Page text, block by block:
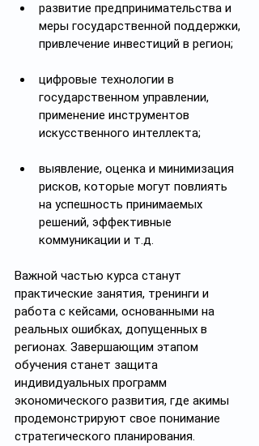
развитие предпринимательства и
меры государственной поддержки,
привлечение инвестиций в регион;
цифровые технологии в
государственном управлении,
применение инструментов
искусственного интеллекта;
выявление, оценка и минимизация
рисков, которые могут повлиять
на успешность принимаемых
решений, эффективные
коммуникации и т.д.
Важной частью курса станут
практические занятия, тренинги и
работа с кейсами, основанными на
реальных ошибках, допущенных в
регионах. Завершающим этапом
обучения станет защита
индивидуальных программ
экономического развития, где акимы
продемонстрируют свое понимание
стратегического планирования.